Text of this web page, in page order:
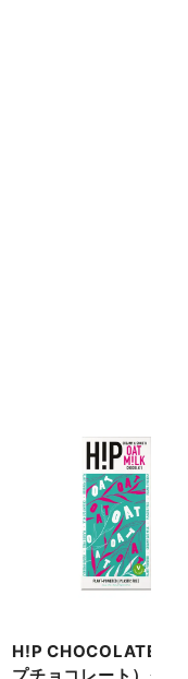
H!P CHOCOLATE（